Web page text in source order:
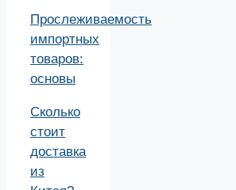
Прослеживаемость
импортных
товаров:
основы
Сколько
стоит
доставка
из